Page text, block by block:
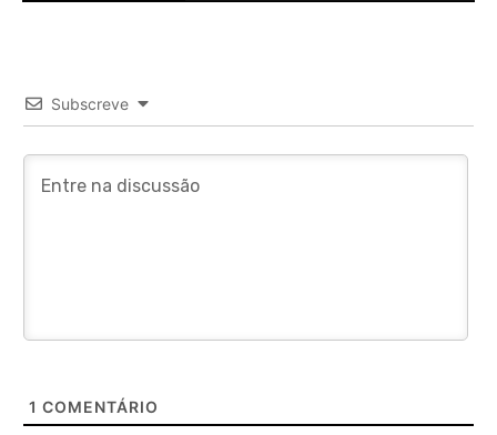
Subscreve
1 COMENTÁRIO